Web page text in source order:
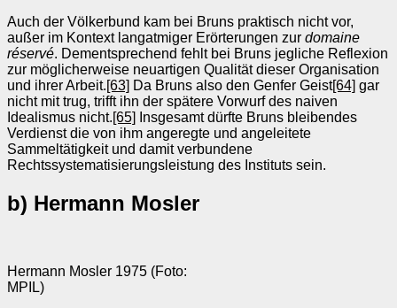
Auch der Völkerbund kam bei Bruns praktisch nicht vor,
außer im Kontext langatmiger Erörterungen zur domaine
réservé. Dementsprechend fehlt bei Bruns jegliche Reflexion
zur möglicherweise neuartigen Qualität dieser Organisation
und ihrer Arbeit.[63] Da Bruns also den Genfer Geist[64] gar
nicht mit trug, trifft ihn der spätere Vorwurf des naiven
Idealismus nicht.[65]
Insgesamt dürfte Bruns bleibendes
Verdienst die von ihm angeregte und angeleitete
Sammeltätigkeit und damit verbundene
Rechtssystematisierungsleistung des Instituts sein.
b) Hermann Mosler
Hermann Mosler 1975 (Foto:
MPIL)